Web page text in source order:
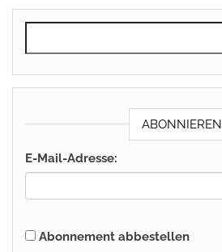
ABONNIEREN
E-Mail-Adresse:
Abonnement abbestellen